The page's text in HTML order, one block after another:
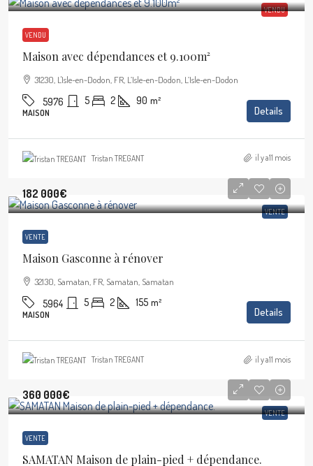
VENDU
VENDU
Maison avec dépendances et 9.100m²
31230, L'Isle-en-Dodon, FR, L’Isle-en-Dodon, L’Isle-en-Dodon
5976 5 2 90 m²
MAISON Details
Tristan TREGANT il y a11 mois
VENTE
182 000€
VENTE
Maison Gasconne à rénover
32130, Samatan, FR, Samatan, Samatan
5964 5 2 155 m²
MAISON Details
Tristan TREGANT il y a11 mois
VENTE
360 000€
VENTE
SAMATAN Maison de plain-pied + dépendance.